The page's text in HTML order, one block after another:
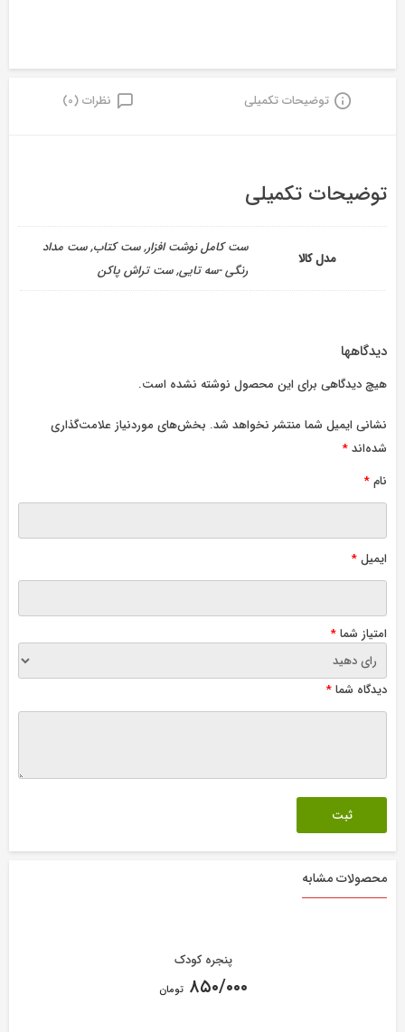
توضیحات تکمیلی نظرات (0)
توضیحات تکمیلی
مدل کالا
ست کامل نوشت افزار, ست کتاب, ست مداد
رنگی -سه تایی, ست تراش پاکن
دیدگاهها
هیچ دیدگاهی برای این محصول نوشته نشده است.
نشانی ایمیل شما منتشر نخواهد شد. بخش‌های موردنیاز علامت‌گذاری
شده‌اند*
نام*
ایمیل*
امتیاز شما*
دیدگاه شما*
محصولات مشابه
پنجره کودک
۸۵۰/۰۰۰ تومان